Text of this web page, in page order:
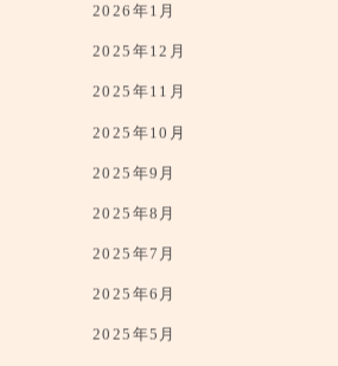
2026年2月
2026年1月
2025年12月
2025年11月
2025年10月
2025年9月
2025年8月
2025年7月
2025年6月